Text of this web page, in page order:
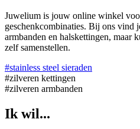
Juwelium is jouw online winkel
geschenkcombinaties. Bij ons vind
armbanden en halskettingen, maar
zelf samenstellen.
#stainless steel sieraden
#zilveren kettingen
#zilveren armbanden
Ik wil...